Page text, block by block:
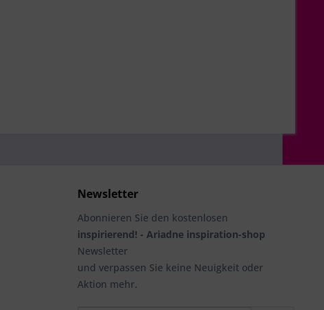
Newsletter
Abonnieren Sie den kostenlosen
inspirierend! - Ariadne inspiration-shop
Newsletter
und verpassen Sie keine Neuigkeit oder
Aktion mehr.